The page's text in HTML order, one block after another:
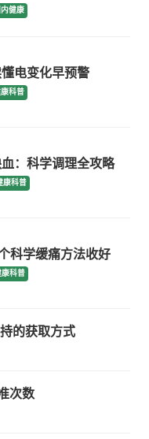
内健康
电变化早预警
科普
：科学调理全攻略
康科普
科学缓痛方法收好
康科普
的获取方式
次数